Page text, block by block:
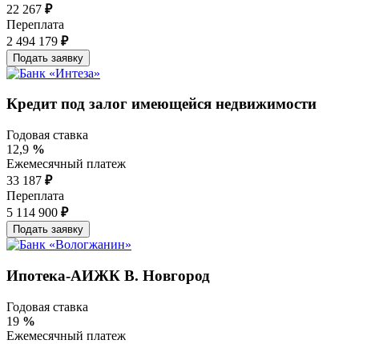
22 267 ₽
Переплата
2 494 179 ₽
Кредит под залог имеющейся недвижимости
Годовая ставка
12,9 %
Ежемесячный платеж
33 187 ₽
Переплата
5 114 900 ₽
Ипотека-АИЖК В. Новгород
Годовая ставка
19 %
Ежемесячный платеж